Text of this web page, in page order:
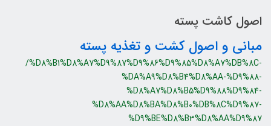
اصول کاشت پسته
مبانی و اصول کشت و تغذیه پسته
/%D8%B1%D8%A7%D9%87%D9%86%D9%85%D8%A7%DB%8C-
%DA%A9%D8%B4%D8%AA-%D9%88-
%D8%A7%D8%B5%D9%88%D9%84-
%D8%AA%D8%BA%D8%B0%DB%8C%D9%87-
%D9%BE%D8%B3%D8%AA%D9%87